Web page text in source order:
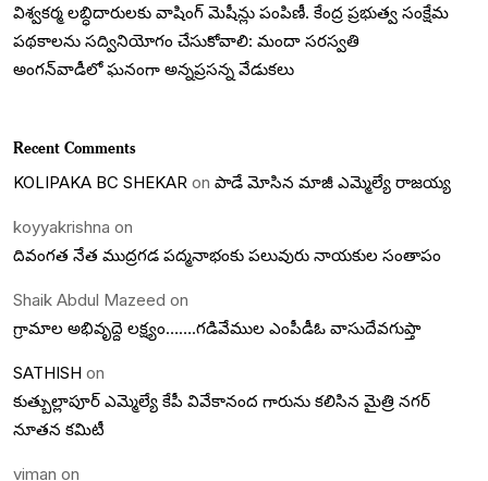
విశ్వకర్మ లబ్ధిదారులకు వాషింగ్ మెషీన్లు పంపిణీ. కేంద్ర ప్రభుత్వ సంక్షేమ
పథకాలను సద్వినియోగం చేసుకోవాలి: మందా సరస్వతి
అంగన్‌వాడీలో ఘనంగా అన్నప్రసన్న వేడుకలు
Recent Comments
KOLIPAKA BC SHEKAR on పాడే మోసిన మాజీ ఎమ్మెల్యే రాజయ్య
koyyakrishna on
దివంగత నేత ముద్రగడ పద్మనాభంకు పలువురు నాయకుల సంతాపం
Shaik Abdul Mazeed on
గ్రామాల అభివృద్దె లక్ష్యం…….గడివేముల ఎంపీడీఓ వాసుదేవగుప్తా
SATHISH on
కుత్బుల్లాపూర్ ఎమ్మెల్యే కేపీ వివేకానంద గారును కలిసిన మైత్రి నగర్
నూతన కమిటీ
viman on